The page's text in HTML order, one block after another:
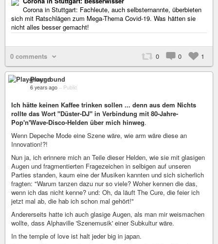
Corona in Stuttgart: Fachleute, auch selbsternannte, überbieten
sich mit Ratschlägen zum Mega-Thema Covid-19. Was hätten sie
nicht alles besser gemacht!
0 comments 0 0 1
Playground
6 years ago – Public
Ich hätte keinen Kaffee trinken sollen ... denn aus dem Nichts
rollte das Wort "Düster-DJ" in Verbindung mit 80-Jahre-
Pop'n'Wave-Disco-Helden über mich hinweg.
Wenn Depeche Mode eine Szene wäre, wie arm wäre diese an
Innovation!?!
Nun ja, ich erinnere mich an Teile dieser Helden, wie sie mit glasigen
Augen und fragmentierten Fragezeichen in selbigen auf unseren
Parties standen, kaum eine der Musiken kannten und sich sicherlich
fragten: "Warum tanzen dazu nur so viele? Woher kennen die das,
wenn ich das nicht kenne? und: Oh, da läuft The Cure, die feier ich
jetzt mal ab, die hab ich schon mal gehört!"
Andererseits hatte ich auch glasige Augen, als man mir weismachen
wollte, dass Alphaville 'Szenemusik' einer Subkultur wäre.
In the temple of love ist halt jeder big in japan.